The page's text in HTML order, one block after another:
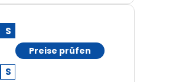
S
S
Preise prüfen